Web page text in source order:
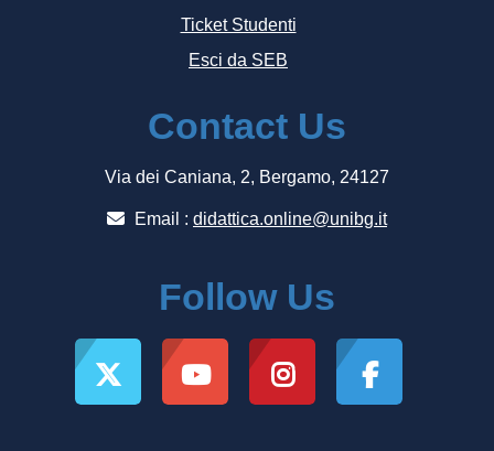
Ticket Studenti
Esci da SEB
Contact Us
Via dei Caniana, 2, Bergamo, 24127
Email : didattica.online@unibg.it
Follow Us